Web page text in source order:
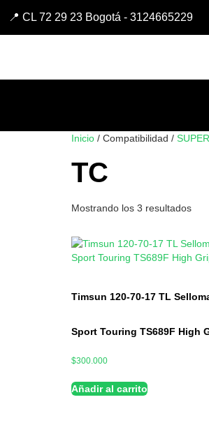
📍 CL 72 29 23 Bogotá - 3124665229
Inicio / Compatibilidad /
TC
Mostrando los 3 resultados
Timsun 120-70-17 TL
Sport Touring TS689F High
$300.000
Añadir al carrito